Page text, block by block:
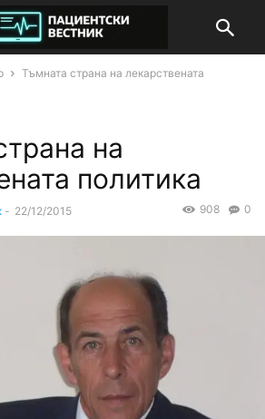
Тъмната страна на лекарствената
на
политика
- 22/12/2015 0
908